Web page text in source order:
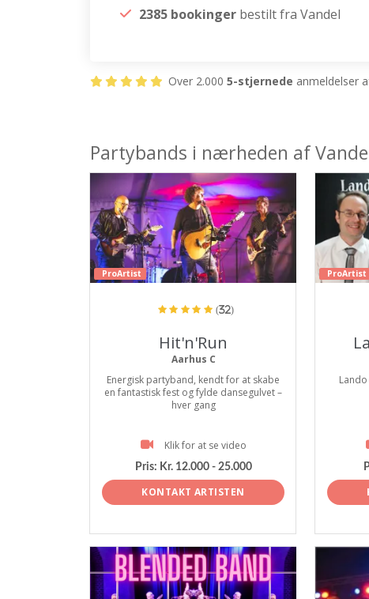
2385 bookinger bestilt fra Vandel
Over 2.000 5-stjernede anmeldelser
Partybands i nærheden af
ProArtist
(32)
Hit'n'Run
Aarhus C
Energisk partyband, kendt for at skabe
en fantastisk fest og fylde dansegulvet –
hver gang
Klik for at se video
Pris: Kr. 12.000 - 25.000
KONTAKT ARTISTEN
ProArtist